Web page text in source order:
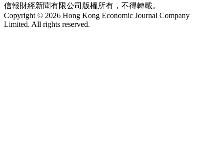
信報財經新聞有限公司版權所有，不得轉載。
Copyright © 2026 Hong Kong Economic Journal Company
Limited. All rights reserved.